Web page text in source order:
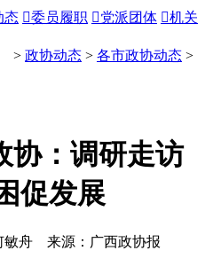
态 委员履职 党派团体 机关
> 政协动态 > 各市政协动态 >
协：调研走访
促发展
敏舟 来源：广西政协报